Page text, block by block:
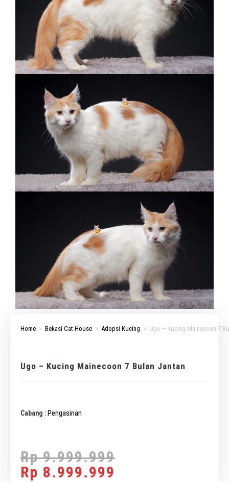
Home > Bekasi Cat House > Adopsi Kucing > Ugo – Kucing Mainecoon 7
Ugo – Kucing Mainecoon 7 Bulan Jantan
Cabang : Pengasinan
Rp9.999.999
Rp 8.999.999